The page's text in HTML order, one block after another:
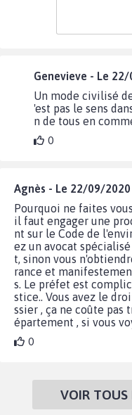
Genevieve - Le
Un mode civilisé
'est pas le sens
n de tous en
0
Agnès - Le 22/09/2020
Pourquoi ne faites
il faut engager une
nt sur le Code de
ez un avocat
t, sinon vous
rance et
s. Le préfet est
stice.. Vous avez le
ssier , ça ne coûte pas
épartement , si vous
0
VOIR TOUS